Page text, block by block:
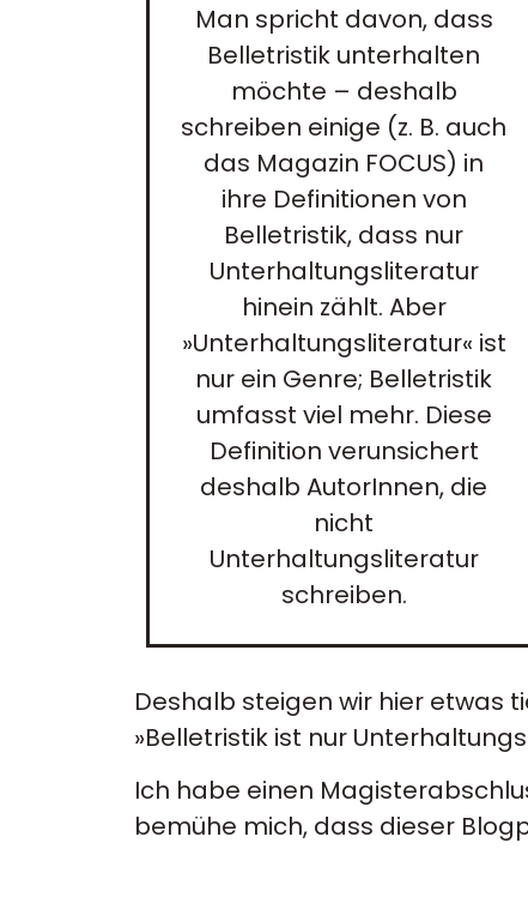
Man spricht davon, dass
Belletristik unterhalten
möchte – deshalb
schreiben einige (z. B. auch
das Magazin FOCUS) in
ihre Definitionen von
Belletristik, dass nur
Unterhaltungsliteratur
hinein zählt. Aber
»Unterhaltungsliteratur« ist
nur ein Genre; Belletristik
umfasst viel mehr. Diese
Definition verunsichert
deshalb AutorInnen, die
nicht
Unterhaltungsliteratur
schreiben.
Deshalb steigen wir hier etwas
»Belletristik ist nur
Ich habe einen
bemühe mich, dass dieser